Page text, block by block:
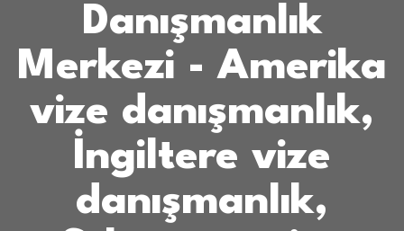
Danışmanlık
Merkezi - Amerika
vize danışmanlık,
İngiltere vize
danışmanlık,